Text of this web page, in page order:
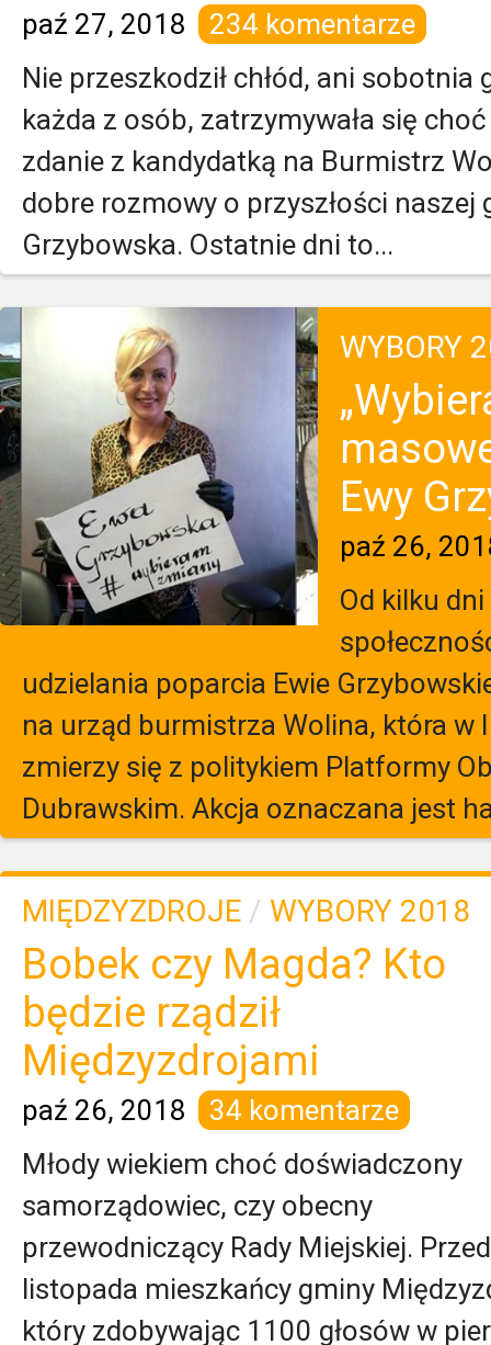
paź 27, 2018
234 komentarze
Nie przeszkodził chłód, ani sobotnia
każda z osób, zatrzymywała się
zdanie z kandydatką na Burmistrz
dobre rozmowy o przyszłości naszej
Grzybowska. Ostatnie dni to...
WYBORY
Ewy
paź 26,
Od kilku
udzielania poparcia Ewie
na urząd burmistrza Wolina, która w
zmierzy się z politykiem Platformy
Dubrawskim. Akcja oznaczana jest
MIĘDZYZDROJE / WYBORY 2018
Bobek czy Magda? Kto
będzie rządził
Międzyzdrojami
paź 26, 2018
34 komentarze
Młody wiekiem choć doświadczony
samorządowiec, czy obecny
przewodniczący Rady Miejskiej.
listopada mieszkańcy gminy
który zdobywając 1100 głosów w